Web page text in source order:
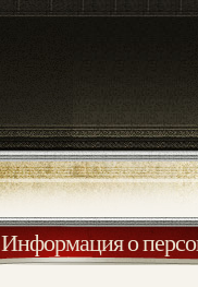
Информация о